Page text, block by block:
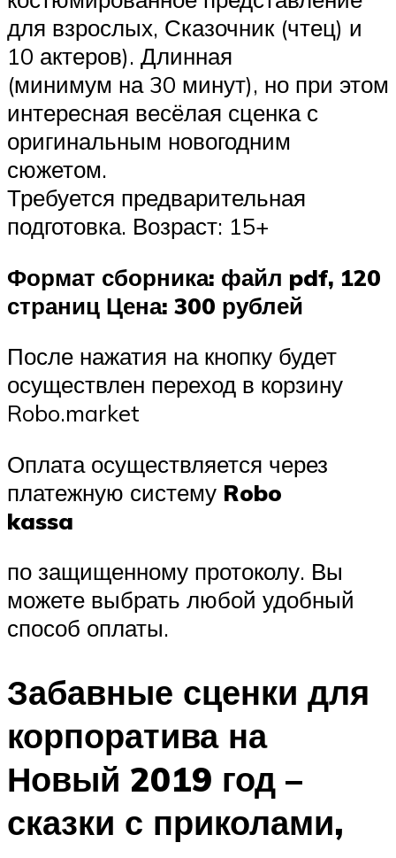
для взрослых, Сказочник (чтец) и
10 актеров). Длинная
(минимум на 30 минут), но при этом
интересная весёлая сценка с
оригинальным новогодним
сюжетом.
Требуется предварительная
подготовка. Возраст: 15+
Формат сборника: файл pdf, 120
страниц Цена: 300 рублей
После нажатия на кнопку будет
осуществлен переход в корзину
Robo.market
Оплата осуществляется через
платежную систему Robo
kassa
по защищенному протоколу. Вы
можете выбрать любой удобный
способ оплаты.
Забавные сценки для
корпоратива на
Новый 2019 год –
сказки с приколами,